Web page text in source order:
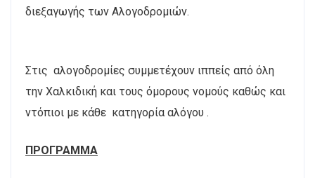
διεξαγωγής των Αλογοδρομιών.
Στις αλογοδρομίες συμμετέχουν ιππείς από όλη
την Χαλκιδική και τους όμορους νομούς καθώς και
ντόπιοι με κάθε κατηγορία αλόγου .
ΠΡΟΓΡΑΜΜΑ